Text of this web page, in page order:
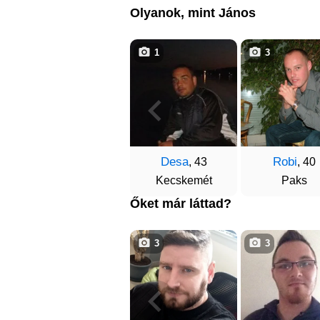
Olyanok, mint János
Desa, 43
Kecskemét
1
Robi, 40
Paks
3
Őket már láttad?
3 3